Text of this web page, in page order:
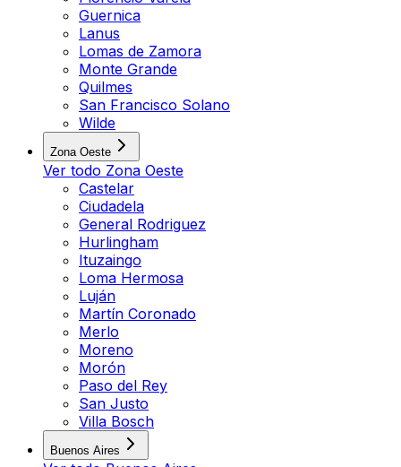
Guernica
Lanus
Lomas de Zamora
Monte Grande
Quilmes
San Francisco Solano
Wilde
Zona Oeste
Ver todo Zona Oeste
Castelar
Ciudadela
General Rodriguez
Hurlingham
Ituzaingo
Loma Hermosa
Luján
Martín Coronado
Merlo
Moreno
Morón
Paso del Rey
San Justo
Villa Bosch
Buenos Aires